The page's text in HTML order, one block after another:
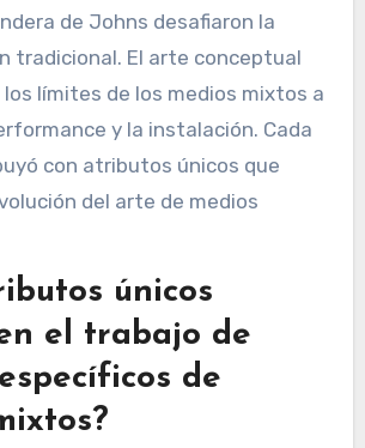
de Johns desafiaron la
tradicional. El arte conceptual
los límites de los medios mixtos a
y la instalación. Cada
con atributos únicos que
del arte de medios
únicos
el trabajo de
de